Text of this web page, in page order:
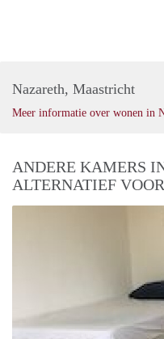
Nazareth, Maastricht
Meer informatie over wonen in
ANDERE KAMERS
ALTERNATIEF